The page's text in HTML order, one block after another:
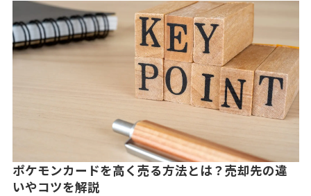
ポケモンカードを高く売る方法とは？売却先の違
いやコツを解説